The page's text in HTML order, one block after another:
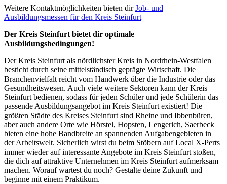
Weitere Kontaktmöglichkeiten bieten dirJob- und
Ausbildungsmessen für den Kreis Steinfurt
Der Kreis Steinfurt bietet dir optimale
Ausbildungsbedingungen!
Der Kreis Steinfurt als nördlichster Kreis in Nordrhein-Westfalen
besticht durch seine mittelständisch geprägte Wirtschaft. Die
Branchenvielfalt reicht vom Handwerk über die Industrie oder das
Gesundheitswesen. Auch viele weitere Sektoren kann der Kreis
Steinfurt bedienen, sodass für jeden Schüler und jede Schülerin das
passende Ausbildungsangebot im Kreis Steinfurt existiert! Die
größten Städte des Kreises Steinfurt sind Rheine und Ibbenbüren,
aber auch andere Orte wie Hörstel, Hopsten, Lengerich, Saerbeck
bieten eine hohe Bandbreite an spannenden Aufgabengebieten in
der Arbeitswelt. Sicherlich wirst du beim Stöbern auf Local X-Perts
immer wieder auf interessante Angebote im Kreis Steinfurt stoßen,
die dich auf attraktive Unternehmen im Kreis Steinfurt aufmerksam
machen. Worauf wartest du noch? Gestalte deine Zukunft und
beginne mit einem Praktikum.